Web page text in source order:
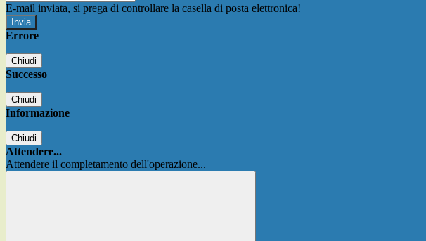
E-mail inviata, si prega di controllare la casella di posta elettronica!
Errore
Chiudi
Successo
Chiudi
Informazione
Chiudi
Attendere...
Attendere il completamento dell'operazione...